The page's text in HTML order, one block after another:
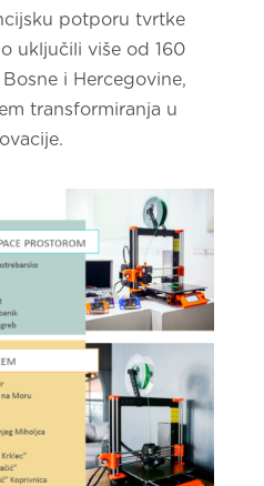
potporu tvrtke
uključili više od 160
i Hercegovine,
transformiranja u